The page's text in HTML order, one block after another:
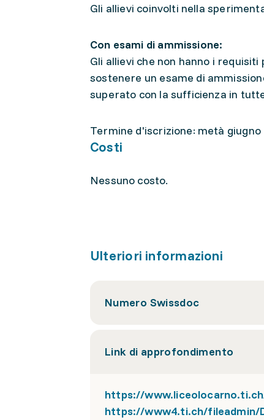
Gli allievi coinvolti nella
Con esami di ammissione:
Gli allievi che non hanno i
sostenere un esame di
superato con la sufficienza in
Termine d'iscrizione: metà giugno
Costi
Nessuno costo.
Ulteriori informazioni
Numero Swissdoc
Link di approfondimento
https://
https://www4.ti.ch/fileadmin/